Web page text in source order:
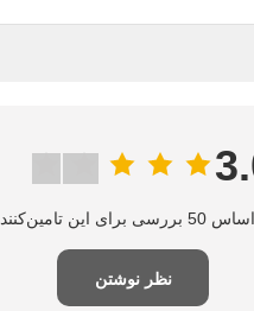
برای این تامین‌کننده
نظر نوشتن